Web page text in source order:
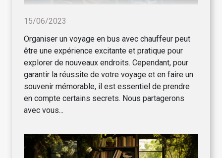
15/06/2023
Organiser un voyage en bus avec chauffeur peut
être une expérience excitante et pratique pour
explorer de nouveaux endroits. Cependant, pour
garantir la réussite de votre voyage et en faire un
souvenir mémorable, il est essentiel de prendre
en compte certains secrets. Nous partagerons
avec vous...